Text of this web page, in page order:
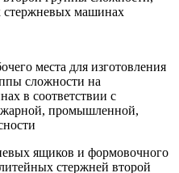
стержневых машинах
места для изготовления
сложности на
в соответствии с
промышленной,
ящиков и формовочного
стержней второй